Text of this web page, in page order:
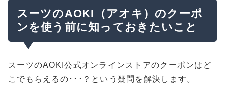
スーツのAOKI（アオキ）のクーポ
ンを使う前に知っておきたいこと
スーツのAOKI公式オンラインストアのクーポンはど
こでもらえるの･･･？という疑問を解決します。